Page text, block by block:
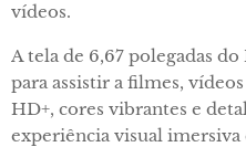
vídeos.
A tela de 6,67 polegadas
para assistir a filmes,
HD+, cores vibrantes e
experiência visual imersiva